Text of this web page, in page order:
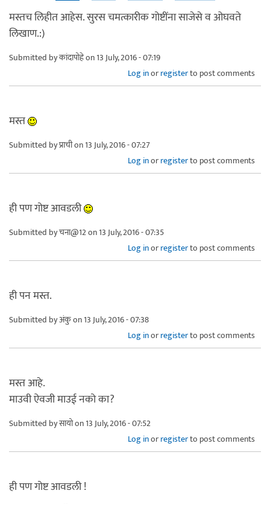
मस्तच लिहीत आहेस. सुरस चमत्कारीक गोष्टींना साजेसे व ओघवते
लिखाण.:)
Submitted byकांदापोहेon 13 July, 2016 - 07:19
Log inorregisterto post comments
मस्त
Submitted byप्राचीon 13 July, 2016 - 07:27
Log inorregisterto post comments
ही पण गोष्ट आवडली
Submitted byचना@12on 13 July, 2016 - 07:35
Log inorregisterto post comments
ही पन मस्त.
Submitted byअंकुon 13 July, 2016 - 07:38
Log inorregisterto post comments
मस्त आहे.
माउवी ऐवजी माउई नको का?
Submitted byसायोon 13 July, 2016 - 07:52
Log inorregisterto post comments
ही पण गोष्ट आवडली !